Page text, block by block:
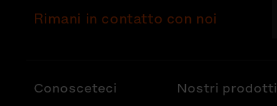
Rimani in contatto con noi
Conosceteci Nostri prodotti